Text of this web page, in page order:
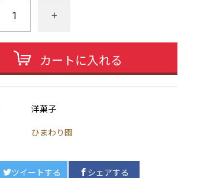
+
カートに入れる
洋菓子
ひまわり園
ツイートする シェアする